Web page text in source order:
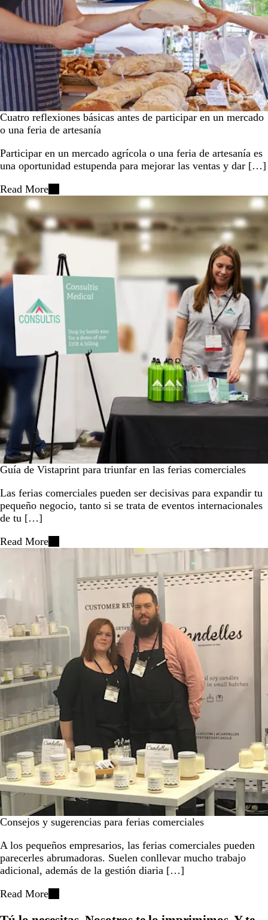
Cuatro reflexiones básicas antes de participar en un mercado
o una feria de artesanía
Participar en un mercado agrícola o una feria de artesanía es
una oportunidad estupenda para mejorar las ventas y dar […]
Read More
Guía de Vistaprint para triunfar en las ferias comerciales
Las ferias comerciales pueden ser decisivas para expandir tu
pequeño negocio, tanto si se trata de eventos internacionales
de tu […]
Read More
Consejos y sugerencias para ferias comerciales
A los pequeños empresarios, las ferias comerciales pueden
parecerles abrumadoras. Suelen conllevar mucho trabajo
adicional, además de la gestión diaria […]
Read More